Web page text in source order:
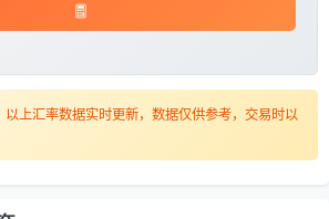
上汇率数据实时更新，数据仅供参考，交易时以